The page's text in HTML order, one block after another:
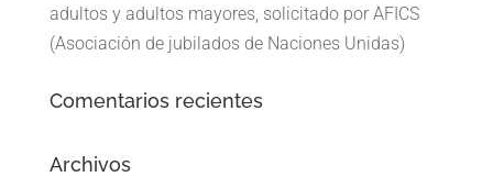
adultos y adultos mayores, solicitado por AFICS
(Asociación de jubilados de Naciones Unidas)
Comentarios recientes
Archivos